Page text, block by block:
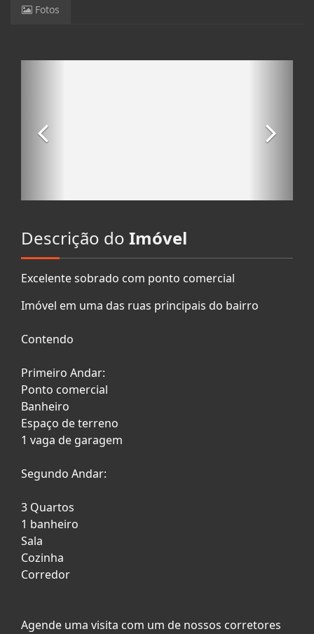
Fotos
Descrição do Imóvel
Excelente sobrado com ponto comercial
Imóvel em uma das ruas principais do bairro
Contendo
Primeiro Andar:
Ponto comercial
Banheiro
Espaço de terreno
1 vaga de garagem
Segundo Andar:
3 Quartos
1 banheiro
Sala
Cozinha
Corredor
Agende uma visita com um de nossos corretores